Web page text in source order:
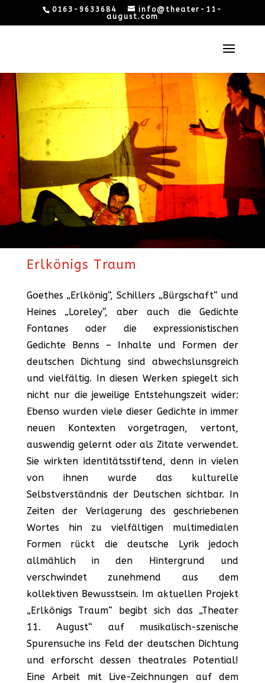
0163-9633684
info@theater-11-
august.com
Erlkönigs Traum
Goethes „Erlkönig“, Schillers „Bürgschaft“ und
Heines „Loreley“, aber auch die Gedichte
Fontanes oder die expressionistischen
Gedichte Benns – Inhalte und Formen der
deutschen Dichtung sind abwechslunsgreich
und vielfältig. In diesen Werken spiegelt sich
nicht nur die jeweilige Entstehungszeit wider:
Ebenso wurden viele dieser Gedichte in immer
neuen Kontexten vorgetragen, vertont,
auswendig gelernt oder als Zitate verwendet.
Sie wirkten identitätsstiftend, denn in vielen
von ihnen wurde das kulturelle
Selbstverständnis der Deutschen sichtbar. In
Zeiten der Verlagerung des geschriebenen
Wortes hin zu vielfältigen multimedialen
Formen rückt die deutsche Lyrik jedoch
allmählich in den Hintergrund und
verschwindet zunehmend aus dem
kollektiven Bewusstsein. Im aktuellen Projekt
„Erlkönigs Traum“ begibt sich das „Theater
11. August“ auf musikalisch-szenische
Spurensuche ins Feld der deutschen Dichtung
und erforscht dessen theatrales Potential!
Eine Arbeit mit Live-Zeichnungen auf dem